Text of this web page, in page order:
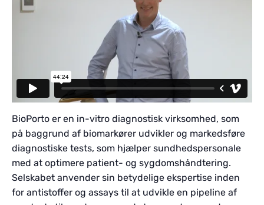
BioPorto er en in-vitro diagnostisk virksomhed, som
på baggrund af biomarkører udvikler og markedsføre
diagnostiske tests, som hjælper sundhedspersonale
med at optimere patient- og sygdomshåndtering.
Selskabet anvender sin betydelige ekspertise inden
for antistoffer og assays til at udvikle en pipeline af